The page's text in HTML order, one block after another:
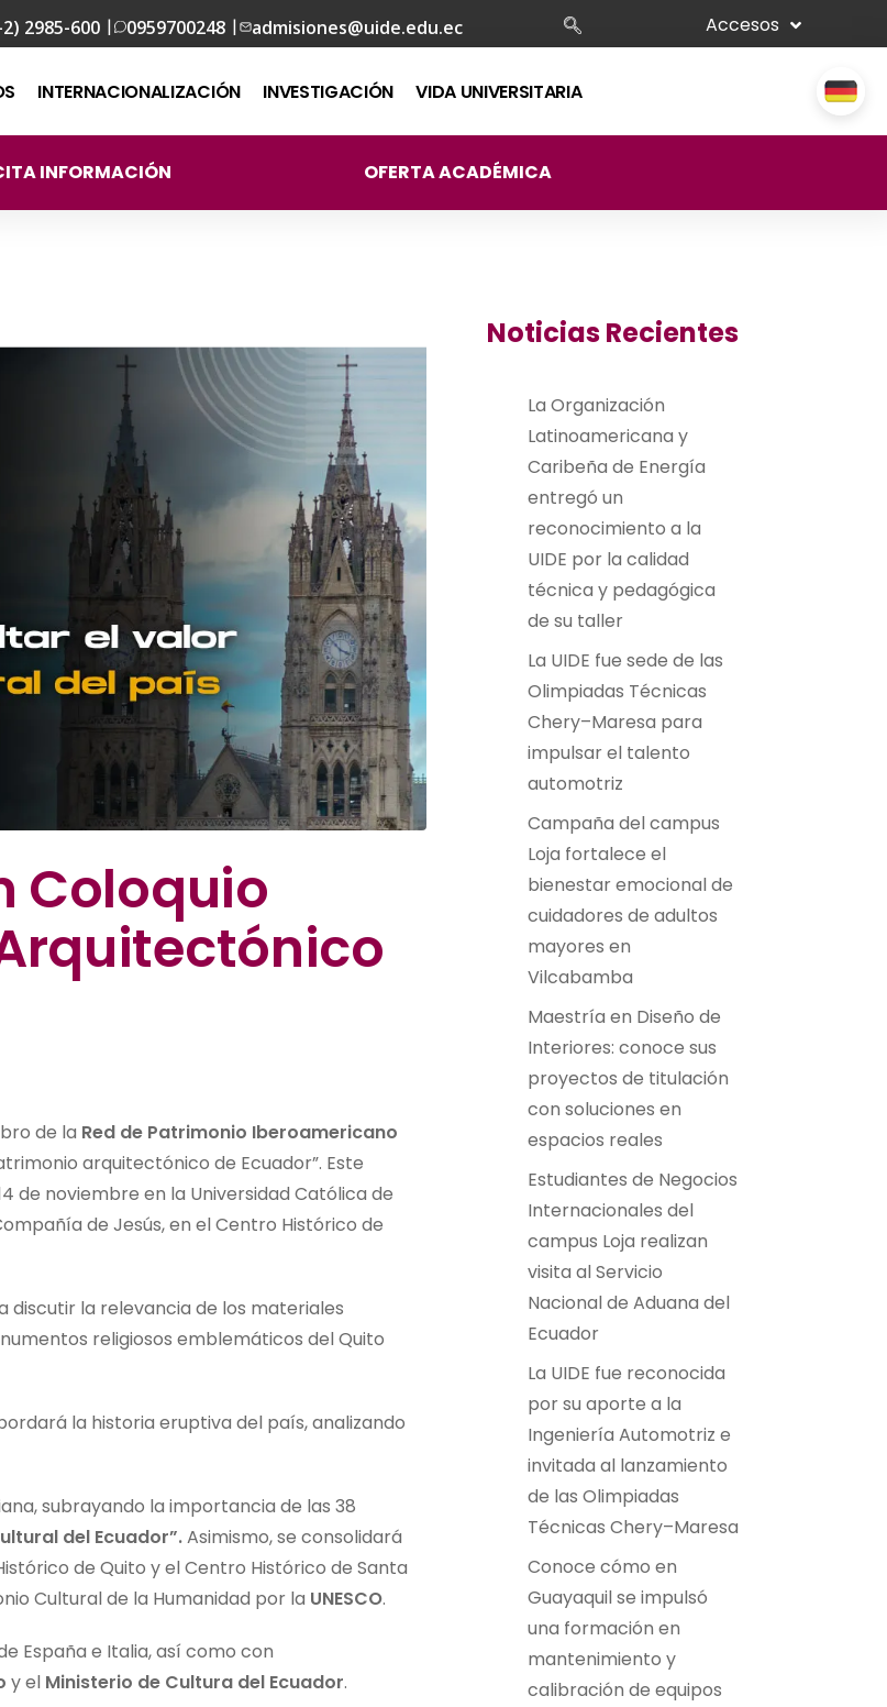
2985-600 | 0959700248 | admisiones@uide.edu.ec Accesos
INTERNACIONALIZACIÓN INVESTIGACIÓN VIDA UNIVERSITARIA
INFORMACIÓN OFERTA ACADÉMICA
Coloquio
de la Red de Patrimonio Iberoamericano
arquitectónico de Ecuador”. Este
de noviembre en la Universidad Católica de
de Jesús, en el Centro Histórico de
discutir la relevancia de los materiales
religiosos emblemáticos del Quito
la historia eruptiva del país, analizando
subrayando la importancia de las 38
del Ecuador”.Asimismo, se consolidará
de Quito y el Centro Histórico de Santa
Cultural de la Humanidad por la UNESCO.
España e Italia, así como con
y el Ministerio de Cultura del Ecuador.
Noticias Recientes
La Organización
Latinoamericana y
Caribeña de Energía
entregó un
reconocimiento a la
UIDE por la calidad
técnica y pedagógica
de su taller
La UIDE fue sede de las
Olimpiadas Técnicas
Chery–Maresa para
impulsar el talento
automotriz
Campaña del campus
Loja fortalece el
bienestar emocional de
cuidadores de adultos
mayores en
Vilcabamba
Maestría en Diseño de
Interiores: conoce sus
proyectos de titulación
con soluciones en
espacios reales
Estudiantes de Negocios
Internacionales del
campus Loja realizan
visita al Servicio
Nacional de Aduana del
Ecuador
La UIDE fue reconocida
por su aporte a la
Ingeniería Automotriz e
invitada al lanzamiento
de las Olimpiadas
Técnicas Chery–Maresa
Conoce cómo en
Guayaquil se impulsó
una formación en
mantenimiento y
calibración de equipos